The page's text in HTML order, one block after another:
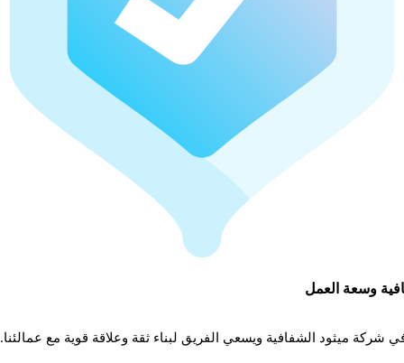
وسعة العمل
شركة ميثود الشفافية ويسعي الفريق لبناء ثقة وعلاقة قوية مع عمالئنا.